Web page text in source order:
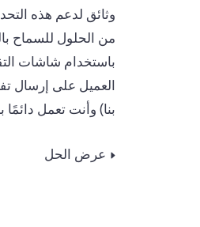
وثائق لدعم هذه
من الحلول للسماح
باستخدام شاشات
العميل على إرسال
بنا) وأنت تعمل
عرض الحل